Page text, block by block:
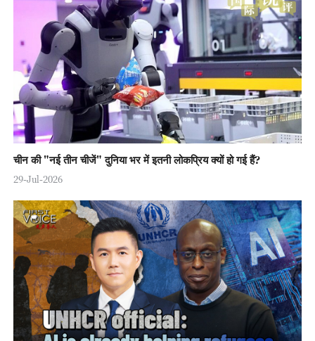
चीन की "नई तीन चीजें" दुनिया भर में इतनी लोकप्रिय क्यों हो गई हैं?
29-Jul-2026